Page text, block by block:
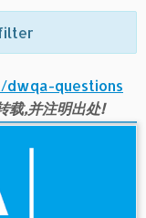
questions
载,并注明出处!